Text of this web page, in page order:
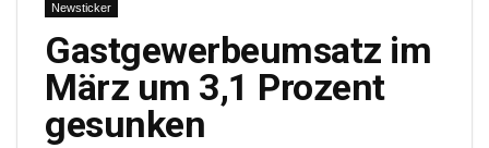
Newsticker
Gastgewerbeumsatz im
März um 3,1 Prozent
gesunken